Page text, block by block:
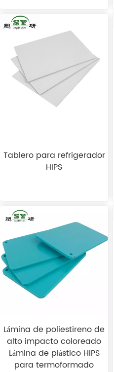
Tablero para refrigerador
HIPS
Lámina de poliestireno de
alto impacto coloreado
Lámina de plástico HIPS
para termoformado